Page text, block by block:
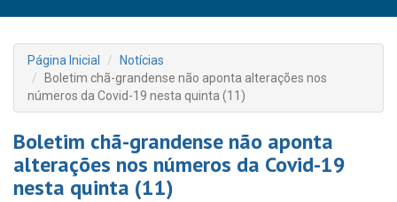
Página Inicial
Notícias
Boletim chã-grandense não aponta alterações nos
números da Covid-19 nesta quinta (11)
Boletim chã-grandense não aponta
alterações nos números da Covid-19
nesta quinta (11)